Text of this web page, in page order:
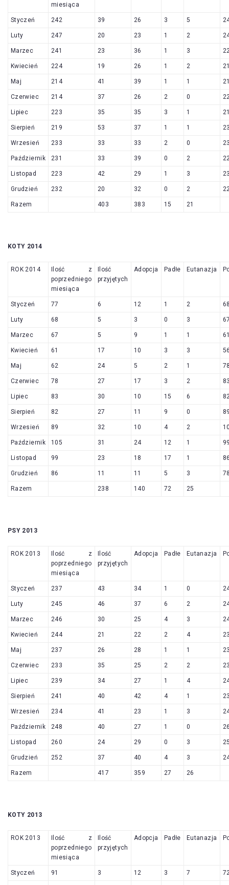
miesiąca
Styczeń 242 39 26 3 5
Luty 247 20 23 1 2
Marzec 241 23 36 1 3
Kwiecień 224 19 26 1 2
Maj 214 41 39 1 1
Czerwiec 214 37 26 2 0
Lipiec 223 35 35 3 1
Sierpień 219 53 37 1 1
Wrzesień 233 33 33 2 0
Październik 231 33 39 0 2
Listopad 223 42 29 1 3
Grudzień 232 20 32 0 2
Razem 403 383 15 21
KOTY 2014
ROK 2014
Ilość z
poprzedniego
miesiąca
Ilość
przyjętych
Adopcja Padłe Eutanazja
Styczeń 77 6 12 1 2
Luty 68 5 3 0 3
Marzec 67 5 9 1 1
Kwiecień 61 17 10 3 3
Maj 62 24 5 2 1
Czerwiec 78 27 17 3 2
Lipiec 83 30 10 15 6
Sierpień 82 27 11 9 0
Wrzesień 89 32 10 4 2
Październik 105 31 24 12 1
Listopad 99 23 18 17 1
Grudzień 86 11 11 5 3
Razem 238 140 72 25
PSY 2013
ROK 2013
Ilość z
poprzedniego
miesiąca
Ilość
przyjętych
Adopcja Padłe Eutanazja
Styczeń 237 43 34 1 0
Luty 245 46 37 6 2
Marzec 246 30 25 4 3
Kwiecień 244 21 22 2 4
Maj 237 26 28 1 1
Czerwiec 233 35 25 2 2
Lipiec 239 34 27 1 4
Sierpień 241 40 42 4 1
Wrzesień 234 41 23 1 3
Październik 248 40 27 1 0
Listopad 260 24 29 0 3
Grudzień 252 37 40 4 3
Razem 417 359 27 26
KOTY 2013
ROK 2013
Ilość z
poprzedniego
miesiąca
Ilość
przyjętych
Adopcja Padłe Eutanazja
Styczeń 91 3 12 3 7